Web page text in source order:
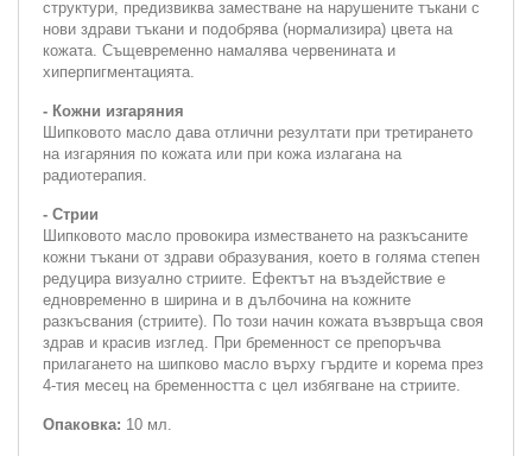
структури, предизвиква заместване на нарушените тъкани с
нови здрави тъкани и подобрява (нормализира) цвета на
кожата. Същевременно намалява червенината и
хиперпигментацията.
- Кожни изгаряния
Шипковото масло дава отлични резултати при третирането
на изгаряния по кожата или при кожа излагана на
радиотерапия.
- Стрии
Шипковото масло провокира изместването на разкъсаните
кожни тъкани от здрави образувания, което в голяма степен
редуцира визуално стриите. Ефектът на въздействие е
едновременно в ширина и в дълбочина на кожните
разкъсвания (стриите). По този начин кожата възвръща своя
здрав и красив изглед. При бременност се препоръчва
прилагането на шипково масло върху гърдите и корема през
4-тия месец на бременността с цел избягване на стриите.
Опаковка: 10 мл.